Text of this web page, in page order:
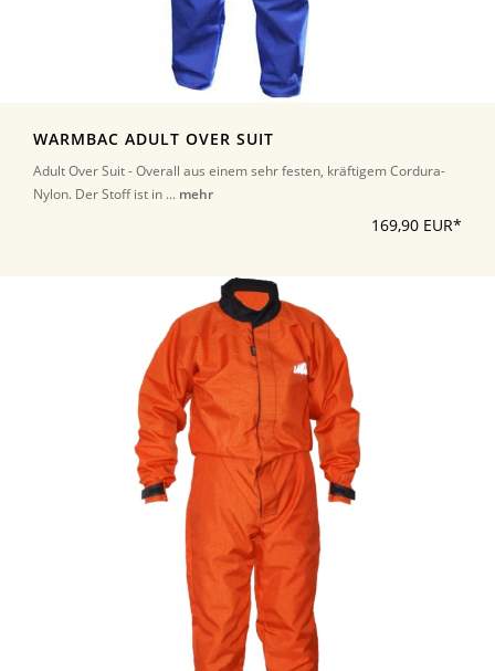
WARMBAC ADULT OVER SUIT
Adult Over Suit - Overall aus einem sehr festen, kräftigem Cordura-
Nylon. Der Stoff ist in ... mehr
169,90 EUR*